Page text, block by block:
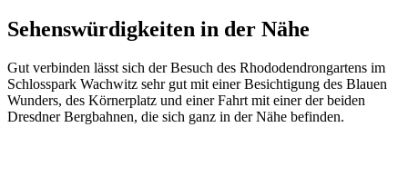
Sehenswürdigkeiten in der Nähe
Gut verbinden lässt sich der Besuch des Rhododendrongartens im
Schlosspark Wachwitz sehr gut mit einer Besichtigung des Blauen
Wunders, des Körnerplatz und einer Fahrt mit einer der beiden
Dresdner Bergbahnen, die sich ganz in der Nähe befinden.